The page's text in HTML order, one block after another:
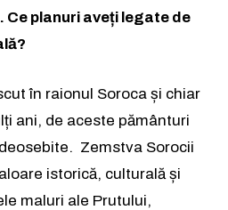
la lumea afacerilor și
la lumea afacerilor și
planuri aveți legate de
în raionul Soroca și chiar
ani, de aceste pământuri
Zemstva Sorocii
istorică, culturală și
maluri ale Prutului,